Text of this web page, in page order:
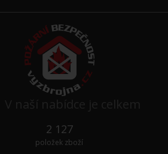
2 127
položek zboží